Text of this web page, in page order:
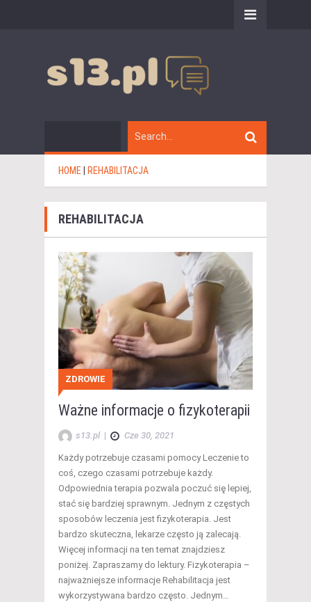
HOME REHABILITACJA
REHABILITACJA
ZDROWIE
Ważne informacje o fizykoterapii
s13.pl | Cze 30, 2021
Każdy potrzebuje czasami pomocy Leczenie to
coś, czego czasami potrzebuje każdy.
Odpowiednia terapia pozwala poczuć się lepiej,
stać się bardziej sprawnym. Jednym z częstych
sposobów leczenia jest fizykoterapia. Jest
bardzo skuteczna, lekarze często ją zalecają.
Więcej informacji na ten temat znajdziesz
poniżej. Zapraszamy do lektury. Fizykoterapia –
najważniejsze informacje Rehabilitacja jest
wykorzystywana bardzo często. Jednym…